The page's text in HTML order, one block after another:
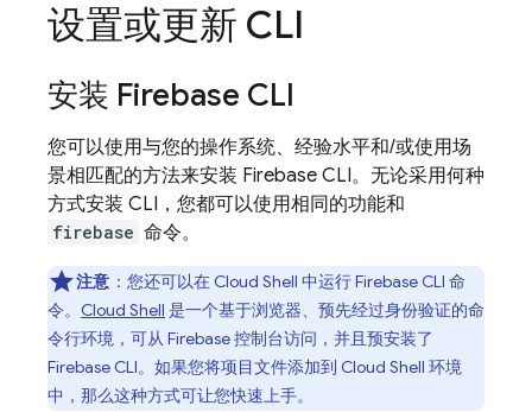
设置或更新 CLI
安装 Firebase CLI
您可以使用与您的操作系统、经验水平和/或使用场
景相匹配的方法来安装 Firebase CLI。无论采用何种
方式安装 CLI，您都可以使用相同的功能和
firebase 命令。
注意 ：您还可以在 Cloud Shell 中运行FirebaseCLI 命
令。 Cloud Shell 是一个基于浏览器、预先经过身份验证的命
令行环境，可从 Firebase控制台访问，并且预安装了
Firebase CLI。如果您将项目文件添加到 Cloud Shell 环境
中，那么这种方式可让您快速上手。